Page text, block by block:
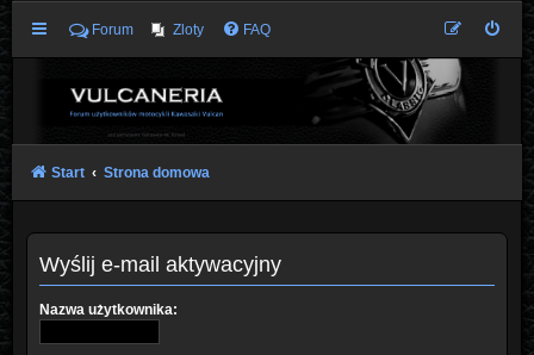
Forum Zloty FAQ
Start Strona domowa
Wyślij e-mail aktywacyjny
Nazwa użytkownika: